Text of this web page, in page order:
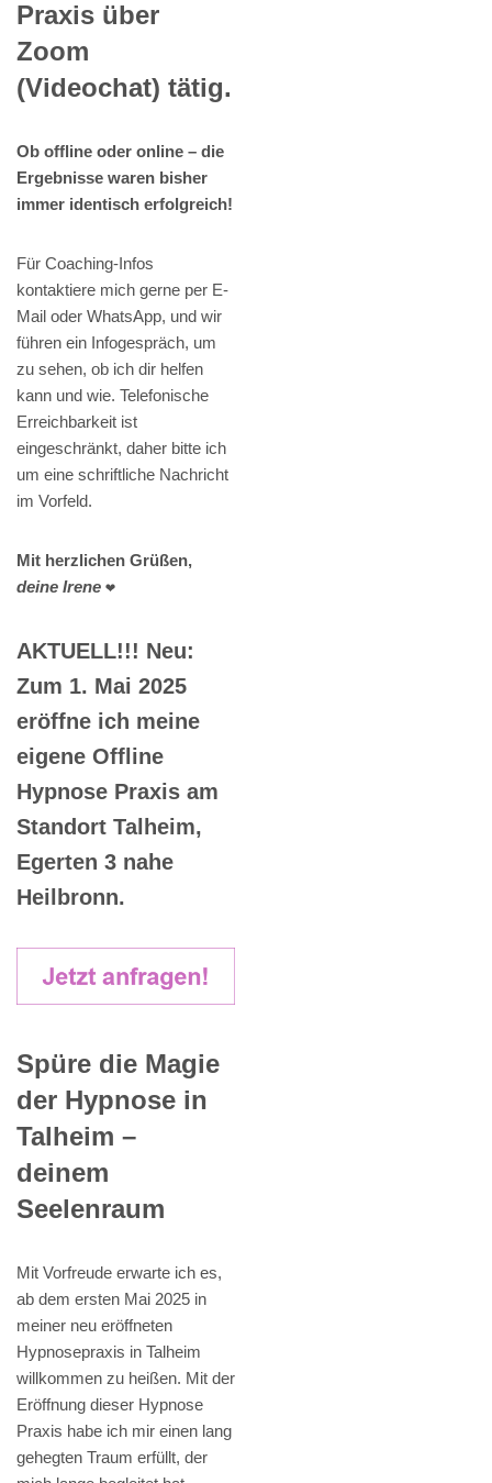
Praxis über
Zoom
(Videochat) tätig.
Ob offline oder online – die
Ergebnisse waren bisher
immer identisch erfolgreich!
Für Coaching-Infos
kontaktiere mich gerne per E-
Mail oder WhatsApp, und wir
führen ein Infogespräch, um
zu sehen, ob ich dir helfen
kann und wie. Telefonische
Erreichbarkeit ist
eingeschränkt, daher bitte ich
um eine schriftliche Nachricht
im Vorfeld.
Mit herzlichen Grüßen,
deine Irene ❤️
AKTUELL!!! Neu:
Zum 1. Mai 2025
eröffne ich meine
eigene Offline
Hypnose Praxis am
Standort Talheim,
Egerten 3 nahe
Heilbronn.
Spüre die Magie
der Hypnose in
Talheim –
deinem
Seelenraum
Mit Vorfreude erwarte ich es,
ab dem ersten Mai 2025 in
meiner neu eröffneten
Hypnosepraxis in Talheim
willkommen zu heißen. Mit der
Eröffnung dieser Hypnose
Praxis habe ich mir einen lang
gehegten Traum erfüllt, der